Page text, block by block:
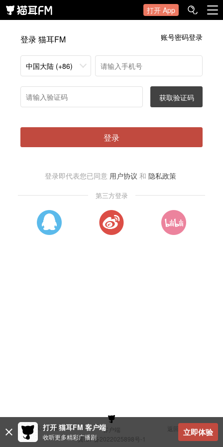
打开 App
登录 猫耳FM 账号密码登录
中国大陆 (+86)
获取验证码
登录
登录即代表您已同意 用户协议 和 隐私政策
第三方登录
建议与反馈 客户端
返回顶部
冀ICP备2022025898号-1
打开 猫耳FM 客户端
收听更多精彩广播剧 立即体验